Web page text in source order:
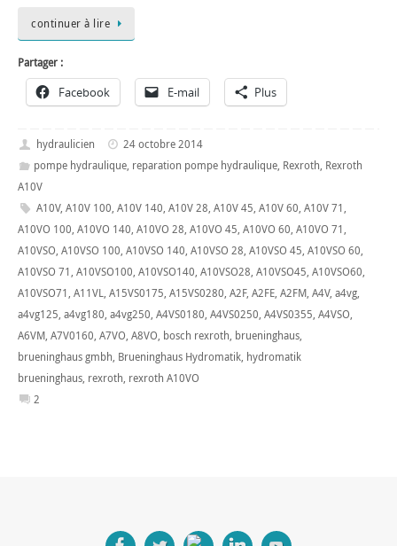
continuer à lire
Partager :
Facebook E-mail Plus
hydraulicien
24 octobre 2014
pompe hydraulique, reparation pompe hydraulique, Rexroth, Rexroth
A10V
A10V, A10V 100, A10V 140, A10V 28, A10V 45, A10V 60, A10V 71,
A10VO 100, A10VO 140, A10VO 28, A10VO 45, A10VO 60, A10VO 71,
A10VSO, A10VSO 100, A10VSO 140, A10VSO 28, A10VSO 45, A10VSO 60,
A10VSO 71, A10VSO100, A10VSO140, A10VSO28, A10VSO45, A10VSO60,
A10VSO71, A11VL, A15VS0175, A15VS0280, A2F, A2FE, A2FM, A4V, a4vg,
a4vg125, a4vg180, a4vg250, A4VS0180, A4VS0250, A4VS0355, A4VSO,
A6VM, A7V0160, A7VO, A8VO, bosch rexroth, brueninghaus,
brueninghaus gmbh, Brueninghaus Hydromatik, hydromatik
brueninghaus, rexroth, rexroth A10VO
2